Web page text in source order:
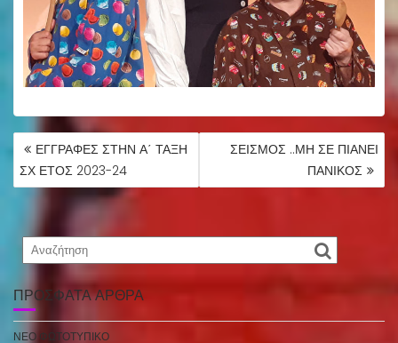
ΠΛΟΉΓΗΣΗ
ΆΡΘΡΩΝ
ΕΓΓΡΑΦΕΣ ΣΤΗΝ Α΄ ΤΑΞΗ
ΣΧ ΕΤΟΣ 2023-24
ΣΕΙΣΜΟΣ ..ΜΗ ΣΕ ΠΙΑΝΕΙ
ΠΑΝΙΚΟΣ
ΠΡΌΣΦΑΤΑ ΆΡΘΡΑ
ΝΕΟ ΦΩΤΟΤΥΠΙΚΟ